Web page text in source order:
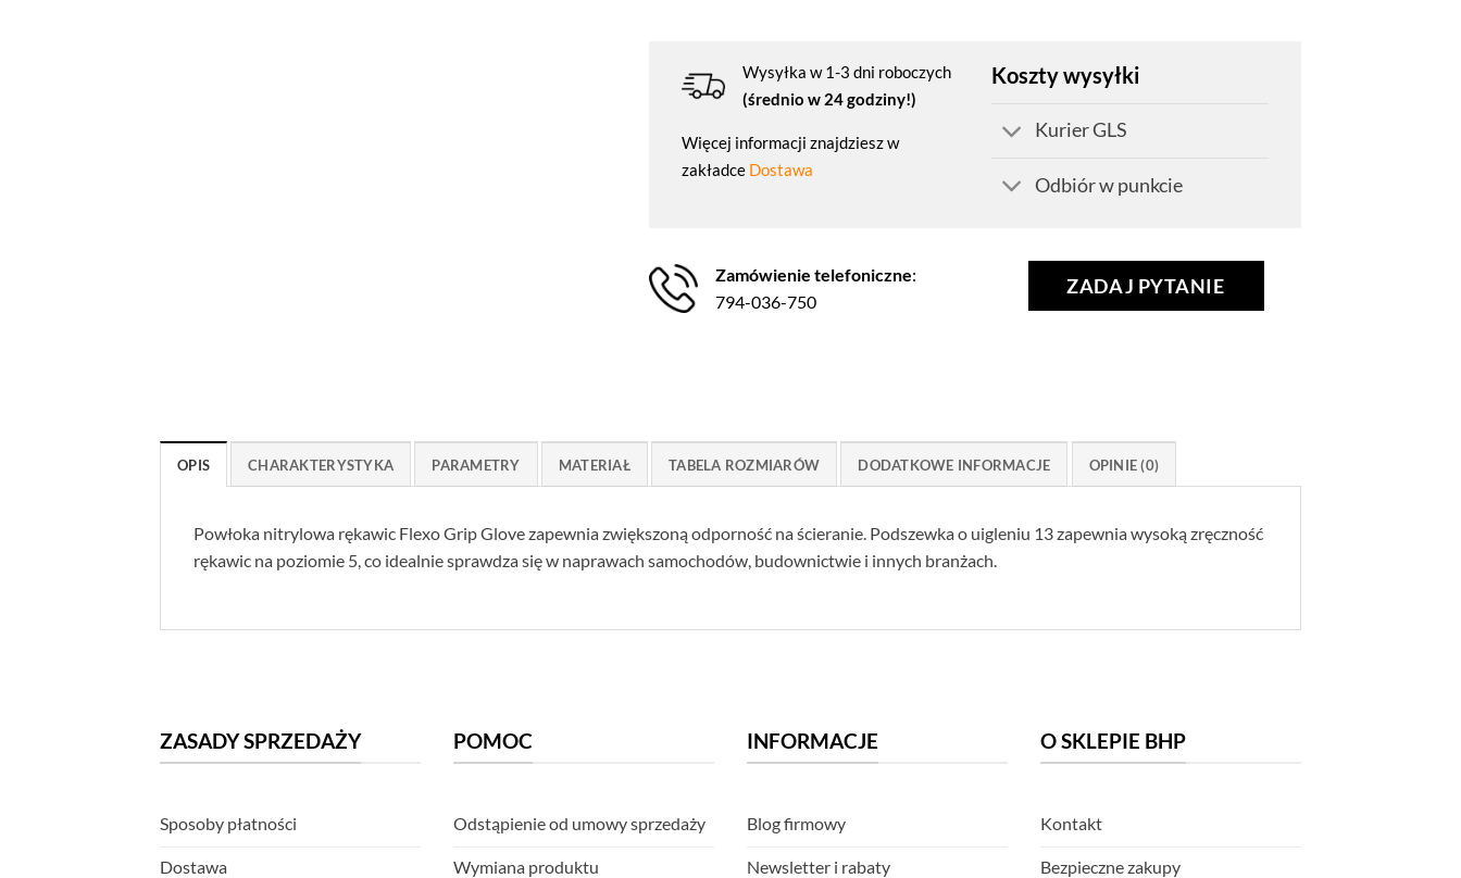
Wysyłka w 1-3 dni roboczych
(średnio w 24 godziny!)
Więcej informacji znajdziesz w
zakładce Dostawa
Koszty wysyłki
Kurier GLS
Odbiór w punkcie
Zamówienie telefoniczne:
794-036-750
ZADAJ PYTANIE
OPIS CHARAKTERYSTYKA PARAMETRY MATERIAŁ TABELA ROZMIARÓW DODATKOWE INFORMACJE OPINIE (0)
Powłoka nitrylowa rękawic Flexo Grip Glove zapewnia zwiększoną odporność na ścieranie. Podszewka o uigleniu 13 zapewnia wysoką zręczność
rękawic na poziomie 5, co idealnie sprawdza się w naprawach samochodów, budownictwie i innych branżach.
ZASADY SPRZEDAŻY
Sposoby płatności
Dostawa
POMOC
Odstąpienie od umowy sprzedaży
Wymiana produktu
INFORMACJE
Blog firmowy
Newsletter i rabaty
O SKLEPIE BHP
Kontakt
Bezpieczne zakupy